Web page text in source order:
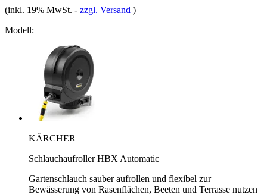
(inkl. 19% MwSt. - zzgl. Versand )
Modell:
KÄRCHER
Schlauchaufroller HBX Automatic
Gartenschlauch sauber aufrollen und flexibel zur
Bewässerung von Rasenflächen, Beeten und Terrasse nutzen